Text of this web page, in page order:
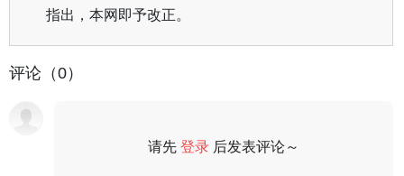
指出，本网即予改正。
评论（0）
请先登录 后发表评论～